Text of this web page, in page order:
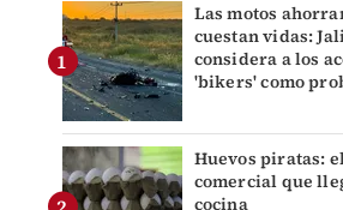
Las motos
cuestan vidas:
considera a los
'bikers' como
Huevos piratas:
comercial que
cocina